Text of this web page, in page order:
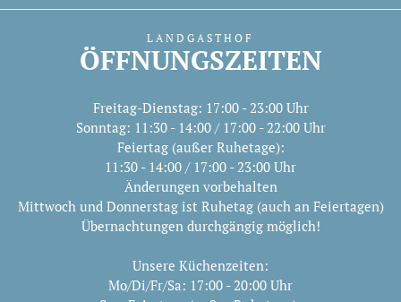
LANDGASTHOF
ÖFFNUNGSZEITEN
Freitag-Dienstag: 17:00 - 23:00 Uhr
Sonntag: 11:30 - 14:00 / 17:00 - 22:00 Uhr
Feiertag (außer Ruhetage):
11:30 - 14:00 / 17:00 - 23:00 Uhr
Änderungen vorbehalten
Mittwoch und Donnerstag ist Ruhetag (auch an Feiertagen)
Übernachtungen durchgängig möglich!
Unsere Küchenzeiten:
Mo/Di/Fr/Sa: 17:00 - 20:00 Uhr